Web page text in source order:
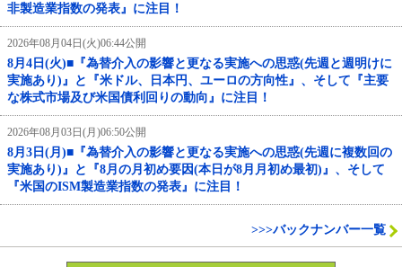
非製造業指数の発表』に注目！
2026年08月04日(火)06:44公開
8月4日(火)■『為替介入の影響と更なる実施への思惑(先週と週明けに
実施あり)』と『米ドル、日本円、ユーロの方向性』、そして『主要
な株式市場及び米国債利回りの動向』に注目！
2026年08月03日(月)06:50公開
8月3日(月)■『為替介入の影響と更なる実施への思惑(先週に複数回の
実施あり)』と『8月の月初め要因(本日が8月月初め最初)』、そして
『米国のISM製造業指数の発表』に注目！
>>>バックナンバー一覧